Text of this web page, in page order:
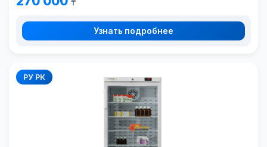
₸
Узнать подробнее
РУ РК